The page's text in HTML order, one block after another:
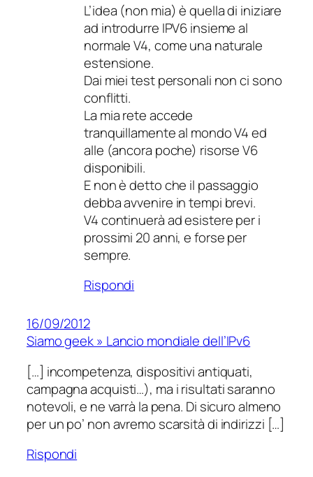
L’idea (non mia) è quella di iniziare
ad introdurre IPV6 insieme al
normale V4, come una naturale
estensione.
Dai miei test personali non ci sono
conflitti.
La mia rete accede
tranquillamente al mondo V4 ed
alle (ancora poche) risorse V6
disponibili.
E non è detto che il passaggio
debba avvenire in tempi brevi.
V4 continuerà ad esistere per i
prossimi 20 anni, e forse per
sempre.
Rispondi
16/09/2012
Siamo geek » Lancio mondiale dell’IPv6
[…] incompetenza, dispositivi antiquati,
campagna acquisti…), ma i risultati saranno
notevoli, e ne varrà la pena. Di sicuro almeno
per un po’ non avremo scarsità di indirizzi […]
Rispondi